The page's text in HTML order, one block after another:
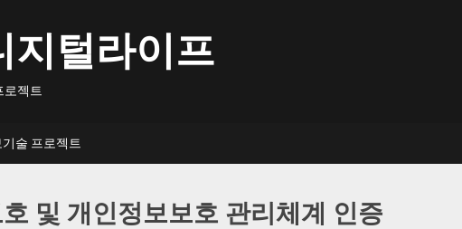
지털라이프
로젝트
기술 프로젝트
및 개인정보보호 관리체계 인증